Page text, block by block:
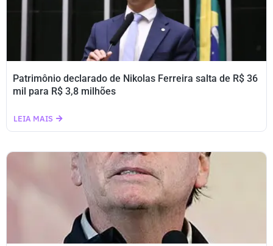
Patrimônio declarado de Nikolas Ferreira salta de R$ 36
mil para R$ 3,8 milhões
LEIA MAIS